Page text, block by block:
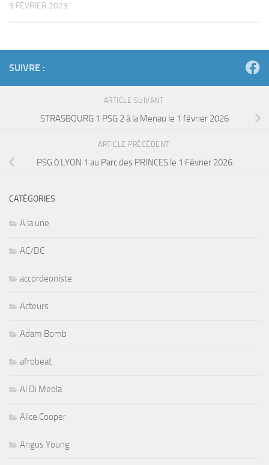
9 FÉVRIER 2023
SUIVRE :
ARTICLE SUIVANT
STRASBOURG 1 PSG 2 à la Menau le 1 février 2026
ARTICLE PRÉCÉDENT
PSG 0 LYON 1 au Parc des PRINCES le 1 Février 2026
CATÉGORIES
A la une
AC/DC
accordeoniste
Acteurs
Adam Bomb
afrobeat
Al Di Meola
Alice Cooper
Angus Young